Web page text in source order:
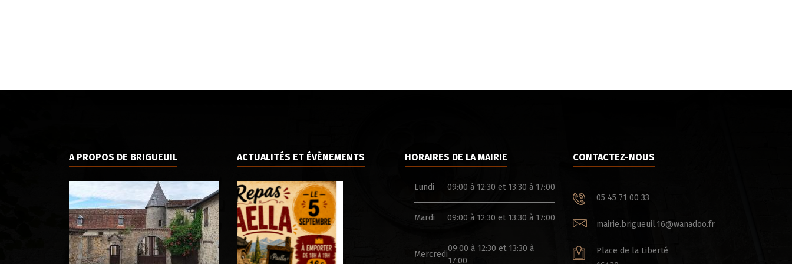
A PROPOS DE BRIGUEUIL ACTUALITÉS ET ÉVÈNEMENTS HORAIRES DE LA MAIRIE
Lundi 09:00 à 12:30 et 13:30 à 17:00
Mardi 09:00 à 12:30 et 13:30 à 17:00
Mercredi
09:00 à 12:30 et 13:30 à
17:00
CONTACTEZ-NOUS
05 45 71 00 33
mairie.brigueuil.16@wanadoo.fr
Place de la Liberté